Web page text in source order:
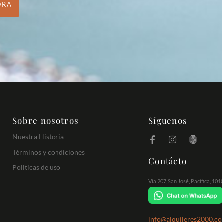
Sobre nosotros
Nuestra Historia
Términos y condiciones
Politicas de uso
Síguenos
Contácto
Vía 207, San José, Pacífica,